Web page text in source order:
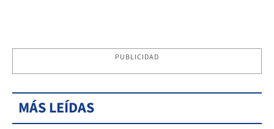
PUBLICIDAD
MÁS LEÍDAS